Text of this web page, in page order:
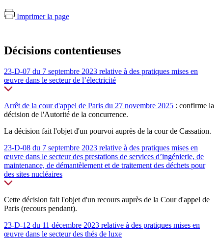
Imprimer la page
Décisions contentieuses
23-D-07 du 7 septembre 2023 relative à des pratiques mises en
œuvre dans le secteur de l’électricité
Arrêt de la cour d'appel de Paris du 27 novembre 2025 : confirme la
décision de l'Autorité de la concurrence.
La décision fait l'objet d'un pourvoi auprès de la cour de Cassation.
23-D-08 du 7 septembre 2023 relative à des pratiques mises en
œuvre dans le secteur des prestations de services d’ingénierie, de
maintenance, de démantèlement et de traitement des déchets pour
des sites nucléaires
Cette décision fait l'objet d'un recours auprès de la Cour d'appel de
Paris (recours pendant).
23-D-12 du 11 décembre 2023 relative à des pratiques mises en
œuvre dans le secteur des thés de luxe